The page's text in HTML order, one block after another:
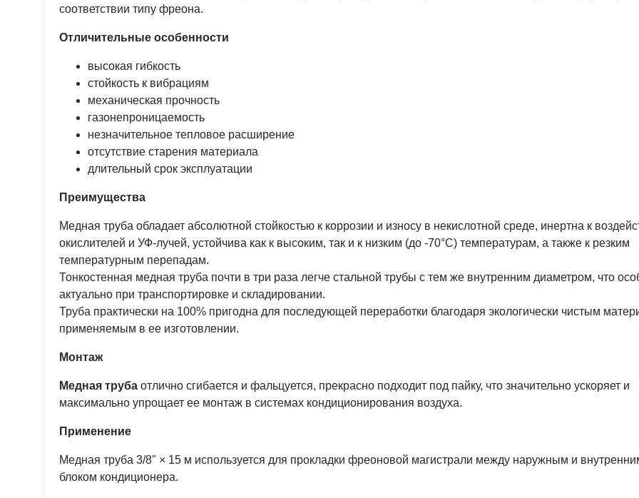
соответствии типу фреона.
Отличительные особенности
высокая гибкость
стойкость к вибрациям
механическая прочность
газонепроницаемость
незначительное тепловое расширение
отсутствие старения материала
длительный срок эксплуатации
Преимущества
Медная труба обладает абсолютной стойкостью к коррозии и износу в некислотной среде, инертна к
окислителей и УФ-лучей, устойчива как к высоким, так и к низким (до -70°С) температурам, а также к резким
температурным перепадам.
Тонкостенная медная труба почти в три раза легче стальной трубы с тем же внутренним диаметром, что
актуально при транспортировке и складировании.
Труба практически на 100% пригодна для последующей переработки благодаря экологически чистым
применяемым в ее изготовлении.
Монтаж
Медная труба отлично сгибается и фальцуется, прекрасно подходит под пайку, что значительно ускоряет и
максимально упрощает ее монтаж в системах кондиционирования воздуха.
Применение
Медная труба 3/8" × 15 м используется для прокладки фреоновой магистрали между наружным и
блоком кондиционера.